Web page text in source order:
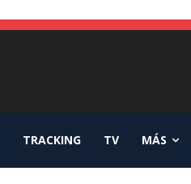
TRACKING TV MÁS